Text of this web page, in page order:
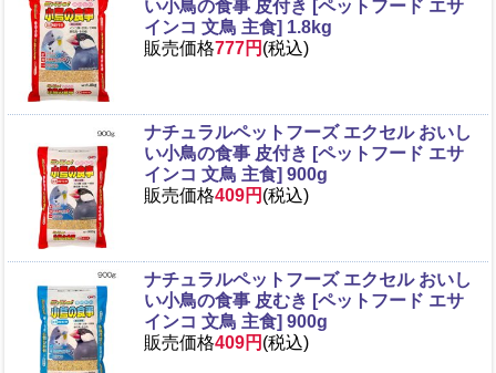
い小鳥の食事 皮付き [ペットフード エサ
インコ 文鳥 主食] 1.8kg
販売価格777円 (税込)
ナチュラルペットフーズ エクセル おいし
い小鳥の食事 皮付き [ペットフード エサ
インコ 文鳥 主食] 900g
販売価格409円 (税込)
ナチュラルペットフーズ エクセル おいし
い小鳥の食事 皮むき [ペットフード エサ
インコ 文鳥 主食] 900g
販売価格409円 (税込)